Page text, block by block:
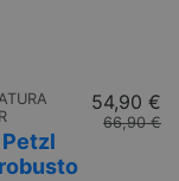
54,90 €
66,90 €